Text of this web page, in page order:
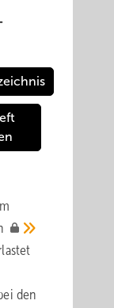
den